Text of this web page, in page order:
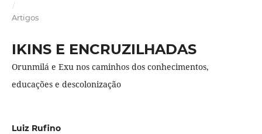
/
Artigos
IKINS E ENCRUZILHADAS
Orunmilá e Exu nos caminhos dos conhecimentos,
educações e descolonização
Luiz Rufino